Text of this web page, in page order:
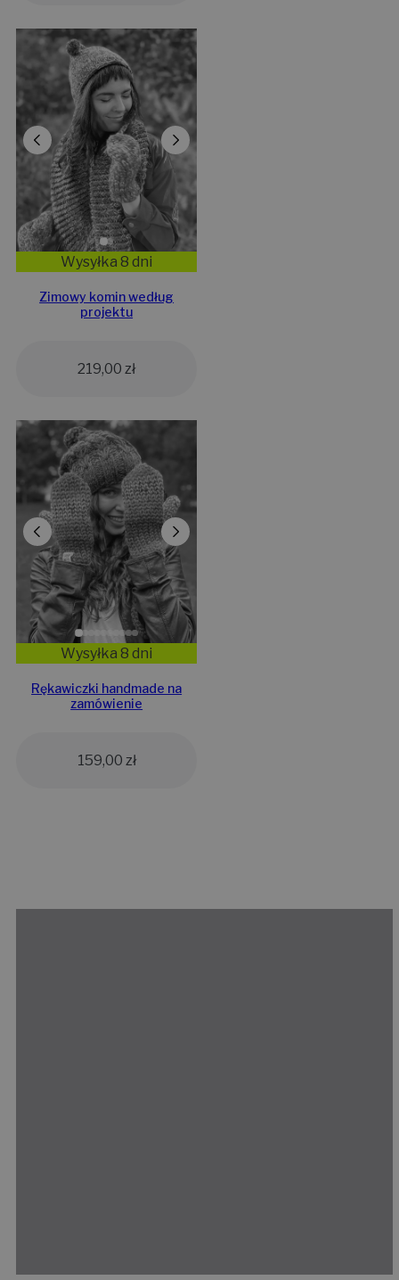
Wysyłka 8 dni
Zimowy komin według
projektu
219,00 zł
Wysyłka 8 dni
Rękawiczki handmade na
zamówienie
159,00 zł